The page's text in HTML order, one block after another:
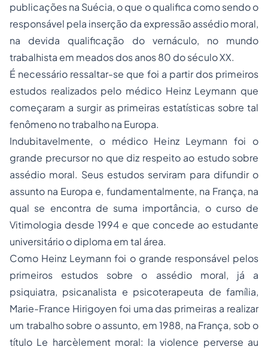
publicações na Suécia, o que o qualifica como sendo o
responsável pela inserção da expressão assédio moral,
na devida qualificação do vernáculo, no mundo
trabalhista em meados dos anos 80 do século XX.
É necessário ressaltar-se que foi a partir dos primeiros
estudos realizados pelo médico Heinz Leymann que
começaram a surgir as primeiras estatísticas sobre tal
fenômeno no trabalho na Europa.
Indubitavelmente, o médico Heinz Leymann foi o
grande precursor no que diz respeito ao estudo sobre
assédio moral. Seus estudos serviram para difundir o
assunto na Europa e, fundamentalmente, na França, na
qual se encontra de suma importância, o curso de
Vitimologia desde 1994 e que concede ao estudante
universitário o diploma em tal área.
Como Heinz Leymann foi o grande responsável pelos
primeiros estudos sobre o assédio moral, já a
psiquiatra, psicanalista e psicoterapeuta de família,
Marie-France Hirigoyen foi uma das primeiras a realizar
um trabalho sobre o assunto, em 1988, na França, sob o
título Le harcèlement moral: la violence perverse au